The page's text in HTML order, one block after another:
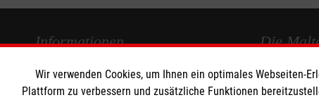
Informationen
Impressum
Die
Malteser in
Wir verwenden Cookies, um Ihnen ein optimales Webseiten-
Plattform zu verbessern und zusätzliche Funktionen